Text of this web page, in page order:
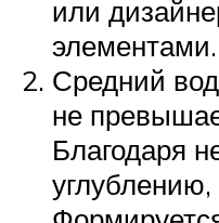
или
элементами.
Средний
не
Благодаря